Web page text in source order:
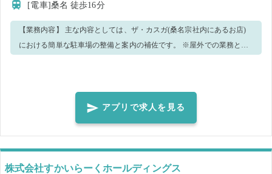
[電車]桑名徒歩16分
【業務内容】 主な内容としては、ザ・カスガ(桑名宗社内にあるお店)
における簡単な駐車場の整備と案内の補佐です。 ※屋外での業務とな
ございましたら、周りのスタッフに遠慮なく聞いてください♪みなさ
ん、優しく丁寧に教えてくれます★アプリで求人を見る
株式会社すかいらーくホールディングス